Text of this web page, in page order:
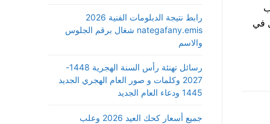
في
رابط نتيجة الدبلومات الفنية 2026
nategafany.emis شغال برقم الجلوس
والاسم
رسائل تهنئة رأس السنة الهجرية 1448-
2027 وكلمات و صور العام الهجري الجديد
1445 ودعاء العام الجديد
جميع أسعار كحك العيد 2026 وعلب